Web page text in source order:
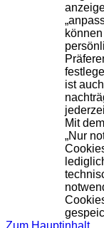
ist auch
Mit
„Nur
Zum Hauptinhalt